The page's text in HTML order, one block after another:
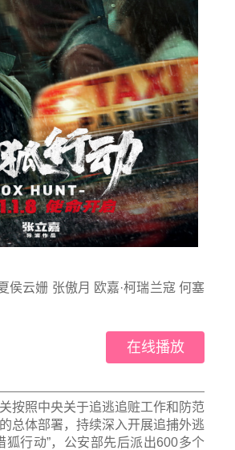
侯云姗 张傲月 欧嘉·柯瑞兰寇 何塞
在线播放
按照中央关于追逃追赃工作和防范
总体部署，持续深入开展追捕外逃
狐行动”，公安部先后派出600多个